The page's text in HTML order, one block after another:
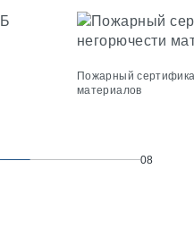
Пожарный
материалов
08